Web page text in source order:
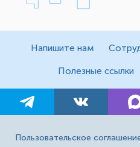
Напишите нам
Полезные ссылки
Пользовательское